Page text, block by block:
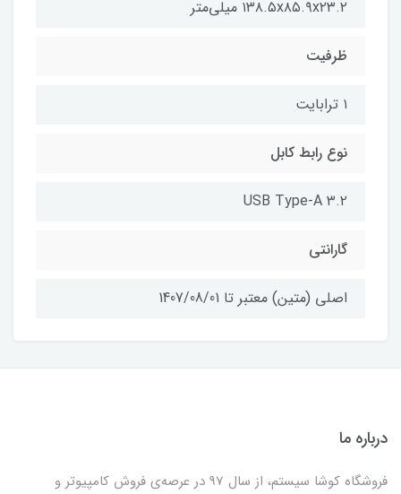
۱۳۸.۵x۸۵.۹x۲۳.۲ میلی‌متر
ظرفیت
۱ ترابایت
نوع رابط کابل
USB Type-A ۳.۲
گارانتی
اصلی (متین) معتبر تا 1407/08/01
درباره ما
فروشگاه کوشا سیستم، از سال 97 در عرصه‌ی فروش کامپیوتر و